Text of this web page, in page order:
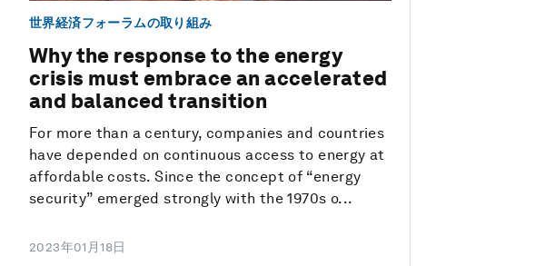
世界経済フォーラムの取り組み
Why the response to the energy
crisis must embrace an accelerated
and balanced transition
For more than a century, companies and countries
have depended on continuous access to energy at
affordable costs. Since the concept of “energy
security” emerged strongly with the 1970s o...
2023年01月18日